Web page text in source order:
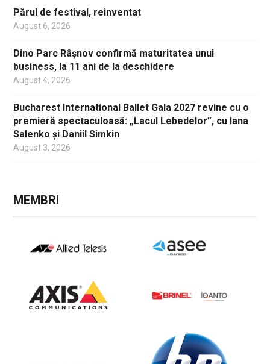
Părul de festival, reinventat
August 6, 2026
Dino Parc Râșnov confirmă maturitatea unui
business, la 11 ani de la deschidere
August 4, 2026
Bucharest International Ballet Gala 2027 revine cu o
premieră spectaculoasă: „Lacul Lebedelor”, cu Iana
Salenko și Daniil Simkin
August 3, 2026
MEMBRI